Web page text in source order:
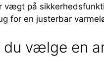
vægt på
for en justerbar
vælge en